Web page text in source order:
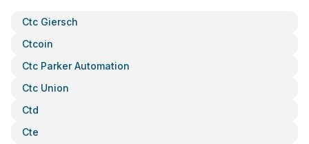
Ctc Giersch
Ctcoin
Ctc Parker Automation
Ctc Union
Ctd
Cte